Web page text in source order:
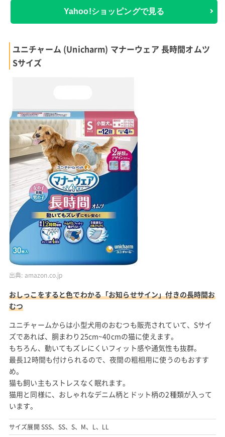
Yahoo!ショッピングで見る
ユニチャーム (Unicharm) マナーウェア 長時間オムツ
Sサイズ
出典: amazon.co.jp
おしっこをすると色でわかる「お知らせサイン」付きの長時間お
むつ
ユニチャームからは小型犬用のおむつも販売されていて、Sサイ
ズであれば、胴まわり25cm~40cmの猫に使えます。
もちろん、動いてもズレにくいフィット感や通気性も抜群。
最長12時間も付けられるので、夜間の粗相用に使うのもおすす
め。
猫も飼い主もストレスなく眠れます。
猫用と同様に、おしゃれなデニム柄とドット柄の2種類が入って
います。
サイズ展開 SSS、SS、S、M、L、LL